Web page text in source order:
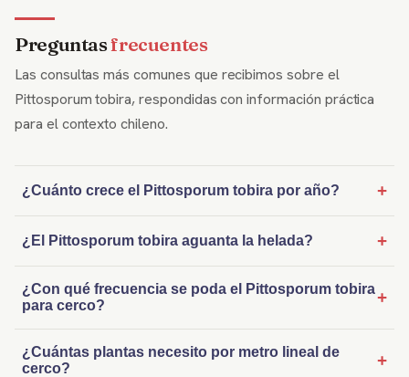
Preguntasfrecuentes
Las consultas más comunes que recibimos sobre el
Pittosporum tobira, respondidas con información práctica
para el contexto chileno.
¿Cuánto crece el Pittosporum tobira por año? +
¿El Pittosporum tobira aguanta la helada? +
¿Con qué frecuencia se poda el Pittosporum tobira
para cerco?
+
¿Cuántas plantas necesito por metro lineal de
cerco?
+